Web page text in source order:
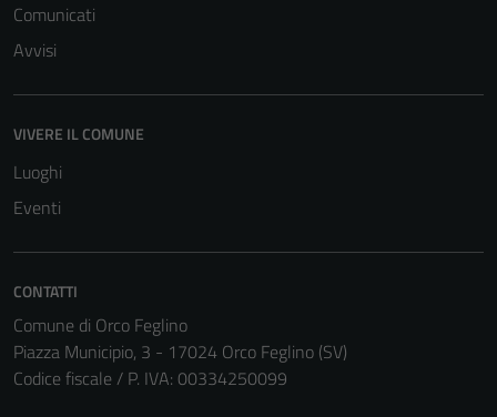
Comunicati
Avvisi
VIVERE IL COMUNE
Luoghi
Eventi
CONTATTI
Comune di Orco Feglino
Piazza Municipio, 3 - 17024 Orco Feglino (SV)
Codice fiscale / P. IVA: 00334250099
Questi cookie
sono necessari